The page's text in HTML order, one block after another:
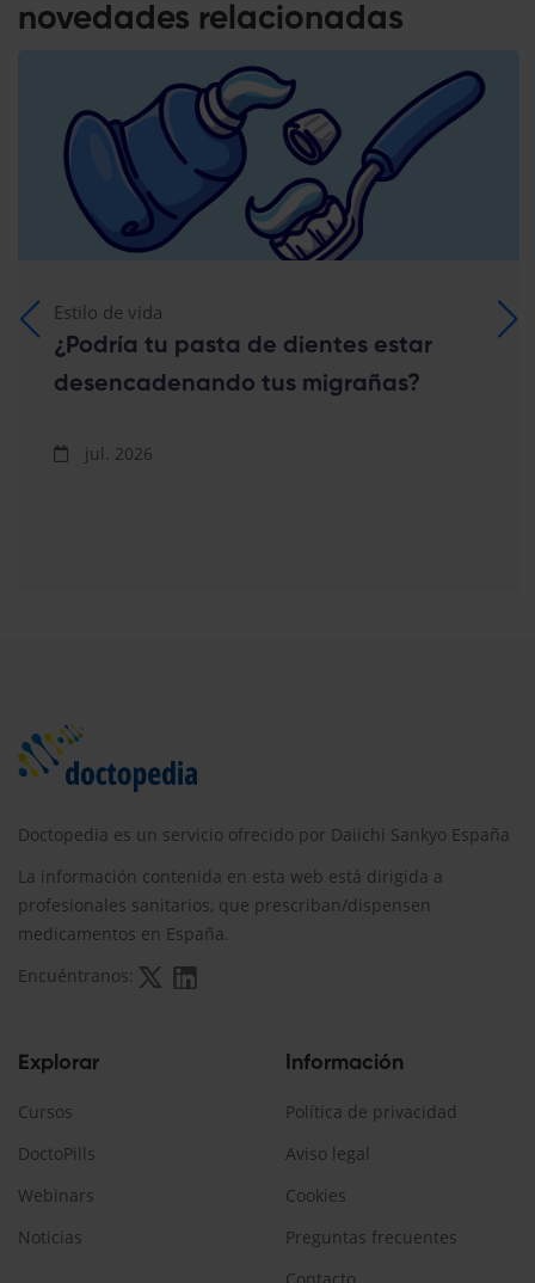
novedades relacionadas
Estilo de vida
¿Podría tu pasta de dientes estar
desencadenando tus migrañas?
jul. 2026
Doctopedia es un servicio ofrecido por Daiichi Sankyo España
La información contenida en esta web está dirigida a
profesionales sanitarios, que prescriban/dispensen
medicamentos en España.
Encuéntranos:
Explorar
Cursos
DoctoPills
Webinars
Noticias
Información
Política de privacidad
Aviso legal
Cookies
Preguntas frecuentes